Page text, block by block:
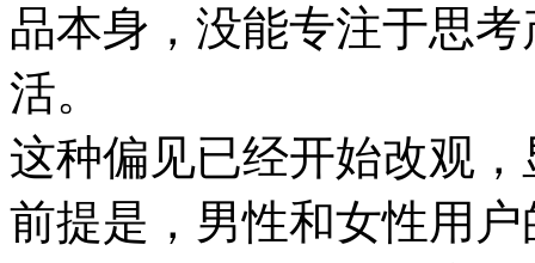
品本身，没能专注于思
活。
这种偏见已经开始改观
前提是，男性和女性用